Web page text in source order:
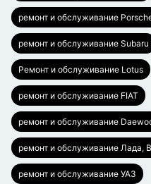
ремонт и обслуживание
ремонт и обслуживание Subaru
Ремонт и обслуживание Lotus
ремонт и обслуживание FIAT
ремонт и обслуживание
ремонт и обслуживание Лада,
ремонт и обслуживание УАЗ